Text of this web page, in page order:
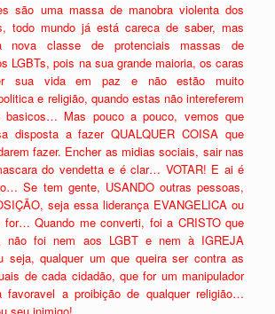
são uma massa de manobra violenta dos
todo mundo já está careca de saber, mas
nova classe de protenciais massas de
LGBTs, pois na sua grande maioria, os caras
sua vida em paz e não estão muito
e religião, quando estas não intereferem
basicos… Mas pouco a pouco, vemos que
disposta a fazer QUALQUER COISA que
fazer. Encher as midias sociais, sair nas
do vendetta e é clar… VOTAR! E ai é
Se tem gente, USANDO outras pessoas,
seja essa liderança EVANGELICA ou
for… Quando me converti, foi a CRISTO que
não foi nem aos LGBT e nem à IGREJA
seja, qualquer um que queira ser contra as
de cada cidadão, que for um manipulador
favoravel a proibição de qualquer religião…